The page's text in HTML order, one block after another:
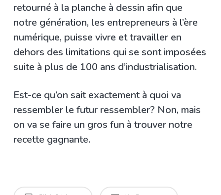
retourné à la planche à dessin afin que
notre génération, les entrepreneurs à l’ère
numérique, puisse vivre et travailler en
dehors des limitations qui se sont imposées
suite à plus de 100 ans d’industrialisation.
Est-ce qu’on sait exactement à quoi va
ressembler le futur ressembler? Non, mais
on va se faire un gros fun à trouver notre
recette gagnante.